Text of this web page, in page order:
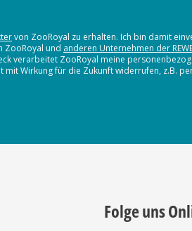
von ZooRoyal zu erhalten. Ich bin damit
ZooRoyal und anderen Unternehmen der
verarbeitet ZooRoyal meine
Wirkung für die Zukunft widerrufen, z.B.
Folge uns